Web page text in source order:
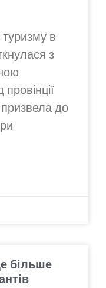
туризму в
з
до
більше